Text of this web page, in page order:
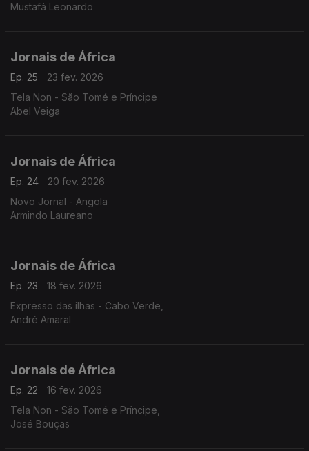
Mustafá Leonardo
Jornais de África
Ep. 25
23 fev. 2026
Tela Non - São Tomé e Príncipe
Abel Veiga
Jornais de África
Ep. 24
20 fev. 2026
Novo Jornal - Angola
Armindo Laureano
Jornais de África
Ep. 23
18 fev. 2026
Expresso das ilhas - Cabo Verde,
André Amaral
Jornais de África
Ep. 22
16 fev. 2026
Tela Non - São Tomé e Príncipe,
José Bouças